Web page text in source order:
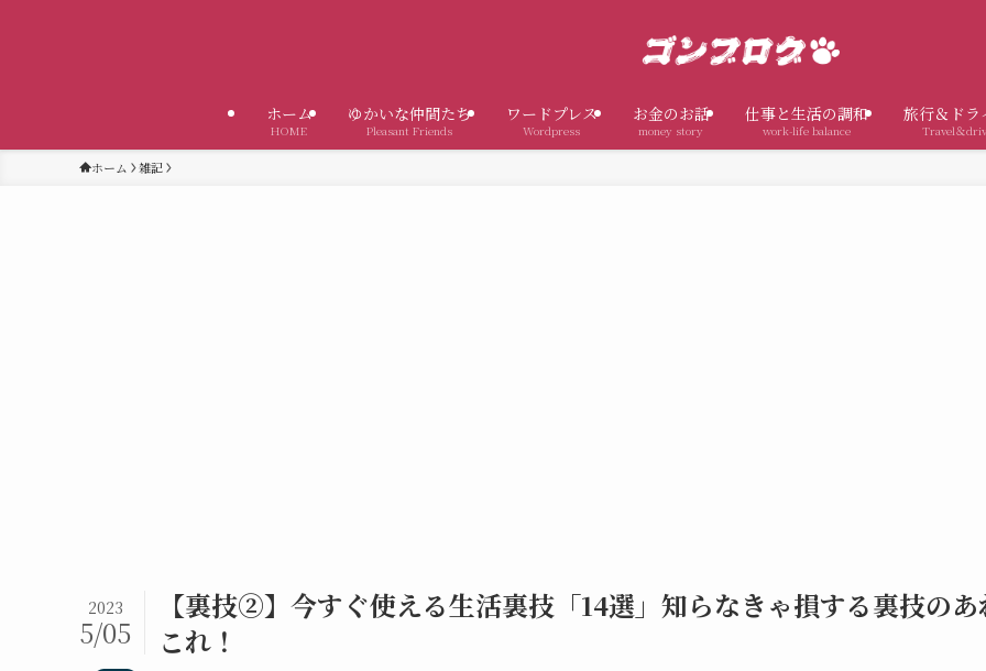
ホーム
HOME
ゆかいな仲間たち
Pleasant Friends
ワードプレス
Wordpress
お金のお話
money story
仕事と生活の調和
work-life balance
旅行＆ドラ
Travel＆
ホーム 雑記
【裏技②】今すぐ使える生活裏技「14選」知らなきゃ損する裏技のあ
これ！
2023
5/05